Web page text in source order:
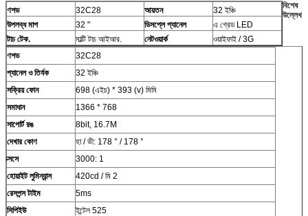
ণশড 32C28 আয়তন
32 ইঞ্চি
উপলব্ধ মাপ
32 " ডিসপ্লে প্যানেল
এ গ্রেড LED
টাচ টেক.
মাল্টি টাচ আইআর. নেটওয়ার্ক ওয়াইফাই / 3G
বিশেষ
উল্লেখ
ণশড
32C28
প্যানেল ও তির্যক
32 ইঞ্চি
সক্রিয় ফোন
698 (এইচ) * 393 (v) মিমি
সমাধান
1366 * 768
সাপোর্ট রঙ
8bit, 16.7M
দেখার কোণ
হা / ভী: 178 ° / 178 °
ক্সসে
3000: 1
হোয়াইট লুমিন্যান্স
420cd / মি 2
রেসপন্স টাইম
5ms
সিপিইউ
ইন্টেল 525